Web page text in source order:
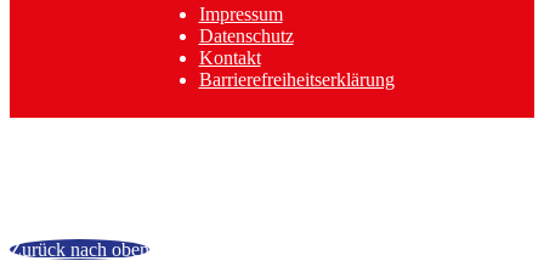
Impressum
Datenschutz
Kontakt
Barrierefreiheitserklärung
Zurück nach oben